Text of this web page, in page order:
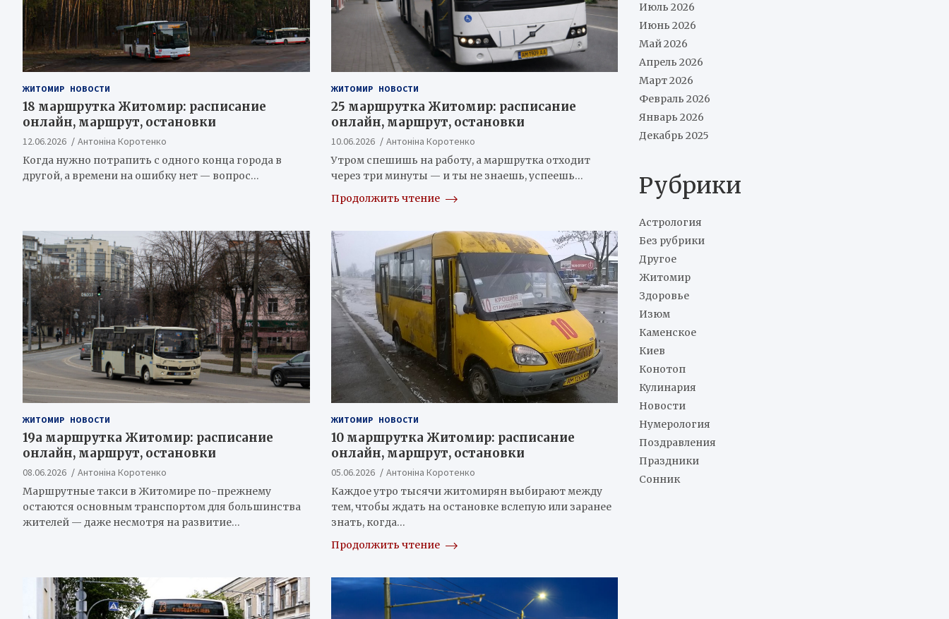
ЖИТОМИР НОВОСТИ
18 маршрутка Житомир: расписание
онлайн, маршрут, остановки
12.06.2026
Антоніна Коротенко
Когда нужно потрапить с одного конца города в
другой, а времени на ошибку нет — вопрос…
ЖИТОМИР НОВОСТИ
25 маршрутка Житомир: расписание
онлайн, маршрут, остановки
10.06.2026
Антоніна Коротенко
Утром спешишь на работу, а маршрутка отходит
через три минуты — и ты не знаешь, успеешь…
Продолжить чтение
ЖИТОМИР НОВОСТИ
19а маршрутка Житомир: расписание
онлайн, маршрут, остановки
08.06.2026
Антоніна Коротенко
Маршрутные такси в Житомире по-прежнему
остаются основным транспортом для большинства
жителей — даже несмотря на развитие…
ЖИТОМИР НОВОСТИ
10 маршрутка Житомир: расписание
онлайн, маршрут, остановки
05.06.2026
Антоніна Коротенко
Каждое утро тысячи житомирян выбирают между
тем, чтобы ждать на остановке вслепую или заранее
знать, когда…
Продолжить чтение
Июль 2026
Июнь 2026
Май 2026
Апрель 2026
Март 2026
Февраль 2026
Январь 2026
Декабрь 2025
Рубрики
Астрология
Без рубрики
Другое
Житомир
Здоровье
Изюм
Каменское
Киев
Конотоп
Кулинария
Новости
Нумерология
Поздравления
Праздники
Сонник